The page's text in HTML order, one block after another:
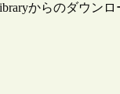
からのダウン